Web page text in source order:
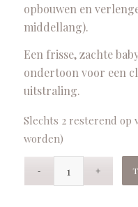
opbouwen en
middellang).
Een frisse, zachte
ondertoon voor een
uitstraling.
Slechts 2 resterend op
worden)